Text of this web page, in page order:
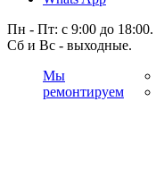
Пн - Пт: с 9:00 до 18:00.
Сб и Вс - выходные.
Мы
ремонтируем